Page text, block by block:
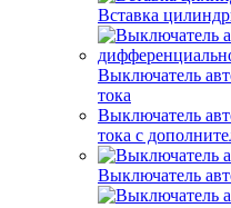
Вставка
Выключатель
тока
Выключатель
тока с
Выключатель